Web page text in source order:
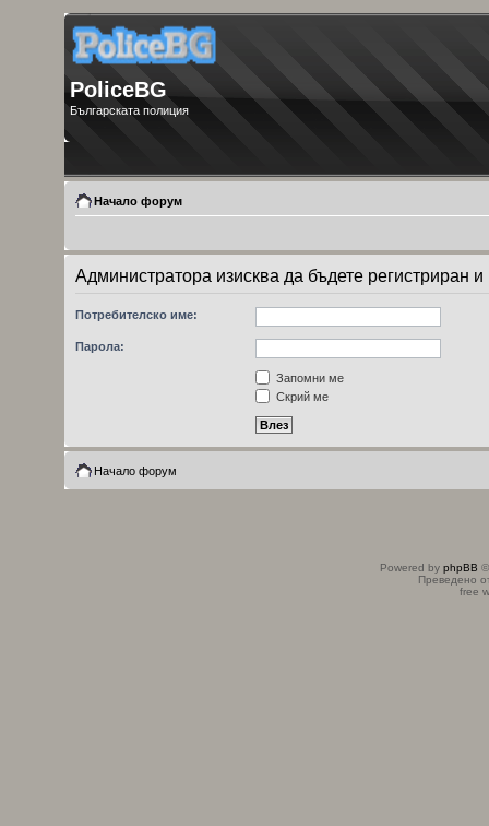
PoliceBG
Българската полиция
Начало форум
Администратора изисква да бъдете регистриран
Потребителско име:
Парола:
Запомни ме
Скрий ме
Начало форум
Powered by phpBB
Преведено
free